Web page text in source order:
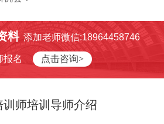
料 添加老师微信:18964458746
报名 点击咨询>
训师培训导师介绍